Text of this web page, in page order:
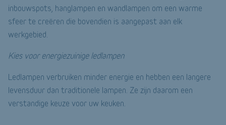
inbouwspots, hanglampen en wandlampen om een warme
sfeer te creëren die bovendien is aangepast aan elk
werkgebied.
Kies voor energiezuinige ledlampen
Ledlampen verbruiken minder energie en hebben een langere
levensduur dan traditionele lampen. Ze zijn daarom een
verstandige keuze voor uw keuken.